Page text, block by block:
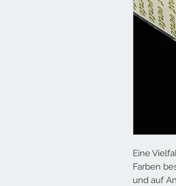
Eine
Farben
und auf